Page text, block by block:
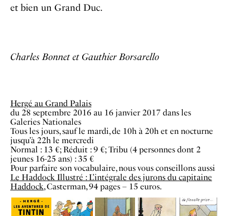
et bien un Grand Duc.
Charles Bonnet et Gauthier Borsarello
Hergé au Grand Palais
du 28 septembre 2016 au 16 janvier 2017 dans les
Galeries Nationales
Tous les jours, sauf le mardi, de 10h à 20h et en nocturne
jusqu’à 22h le mercredi
Normal : 13 €; Réduit : 9 €; Tribu (4 personnes dont 2
jeunes 16-25 ans) : 35 €
Pour parfaire son vocabulaire, nous vous conseillons aussi
Le Haddock Illustré : L’intégrale des jurons du capitaine
Haddock, Casterman, 94 pages – 15 euros.